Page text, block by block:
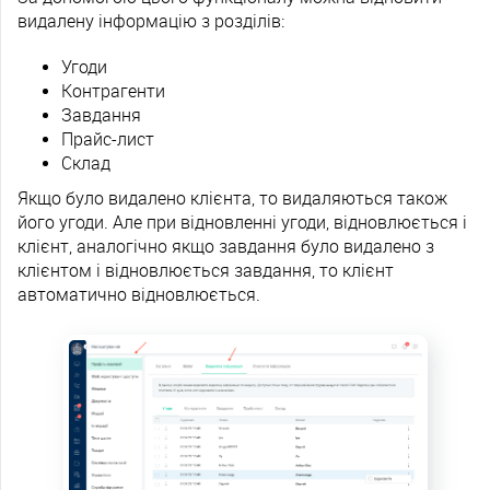
видалену інформацію з розділів:
Угоди
Контрагенти
Завдання
Прайс-лист
Склад
Якщо було видалено клієнта, то видаляються також
його угоди. Але при відновленні угоди, відновлюється і
клієнт, аналогічно якщо завдання було видалено з
клієнтом і відновлюється завдання, то клієнт
автоматично відновлюється.